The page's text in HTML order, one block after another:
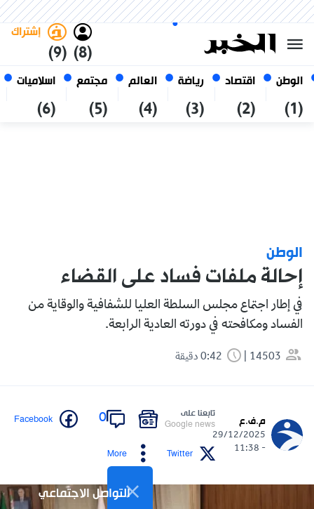
الوطن
(1)
اقتصاد
(2)
رياضة
(3)
العالم
(4)
مجتمع
(5)
اسلاميات
(6)
(8)
إشتراك
(9)
أغسطس 2026
الجزائر
الوطن
إحالة ملفات فساد على القضاء
في إطار اجتماع مجلس السلطة العليا للشفافية والوقاية من
الفساد ومكافحته في دورته العادية الرابعة.
14503
م.ف.ع
29/12/2025
- 11:38
تابعنا على
Google news
0
Facebook
Twitter
More
التواصل الاجتماعي